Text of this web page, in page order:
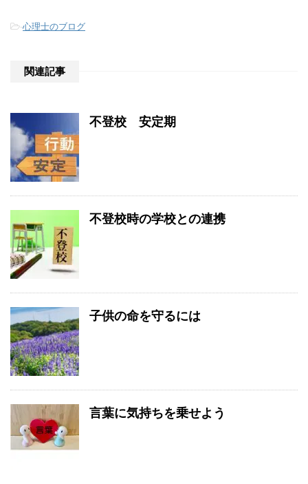
-心理士のブログ
関連記事
不登校 安定期
不登校時の学校との連携
子供の命を守るには
言葉に気持ちを乗せよう